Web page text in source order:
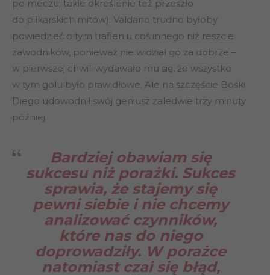
po meczu; takie określenie też przeszło
do piłkarskich mitów). Valdano trudno byłoby
powiedzieć o tym trafieniu coś innego niż reszcie
zawodników, ponieważ nie widział go za dobrze –
w pierwszej chwili wydawało mu się, że wszystko
w tym golu było prawidłowe. Ale na szczęście Boski
Diego udowodnił swój geniusz zaledwie trzy minuty
później.
Bardziej obawiam się
sukcesu niż porażki. Sukces
sprawia, że stajemy się
pewni siebie i nie chcemy
analizować czynników,
które nas do niego
doprowadziły. W porażce
natomiast czai się błąd,